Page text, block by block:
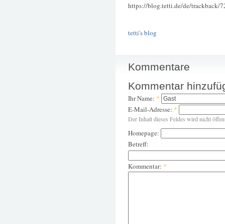
https://blog.tetti.de/de/trackback/
tetti's blog
Kommentare
Kommentar
Ihr Name: *
E-Mail-Adresse: *
Der Inhalt dieses Feldes wird nicht
Homepage:
Betreff:
Kommentar: *